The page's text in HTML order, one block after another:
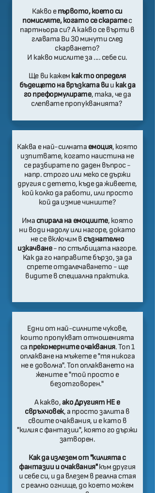
Какво епървото, което си
помисляте, когато се скаратес
партньора си? А какво се върти в
главата Ви 30 минути след
скарването?
И какво мислите за .... себе си.
Ще ви кажем как то определя
бъдещето на връзката вии как да
го преформулирате, така, че да
слепвате пропукванията?
Каква е най-силната емоция, която
изпитвате, когато наистина не
се разбирате по даден въпрос -
напр. строго или меко се държи
другия с детето, къде да живеете,
кой колко да работи, или просто
кой да измие чиниите?
Има спирала на емоциите, която
ни води надолу или нагоре, докато
не се включим в съзнателно
изкачване- по стълбицата нагоре.
Как да го направите бързо, за да
спрете отдалечаването - ще
видите в специална практика.
Едни от най-силните чукове,
които пропукват отношенията
са прекомерните очаквания. Топ 1
оплакване на мъжете е "тя никога
не е доволна". Топ оплакването на
жените е "той просто е
безотговорен."
А какво,ако Другият НЕ е
свръхчовек, а просто залита в
своите очаквания, и е като в
"килия с фантазии", която го държи
затворен.
Как да излезем от "килията с
фантазии и очаквания"към другия
и себе си, и да влезем в реална стая
с реално огнище, до което можем